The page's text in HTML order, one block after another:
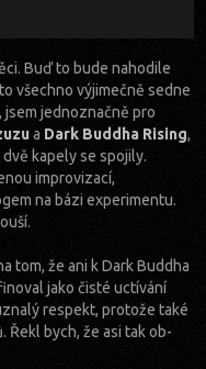
Buď to bude nahodile
všechno výjimečně sedne
jsem jednoznačně pro
a Dark Buddha Rising,
kapely se spojily.
improvizací,
na bázi experimentu.
tom, že ani k Dark Buddha
jako čisté uctívání
respekt, protože také
Řekl bych, že asi tak ob-